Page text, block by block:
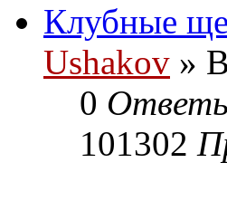
Клубные
Ushakov »
0
101302